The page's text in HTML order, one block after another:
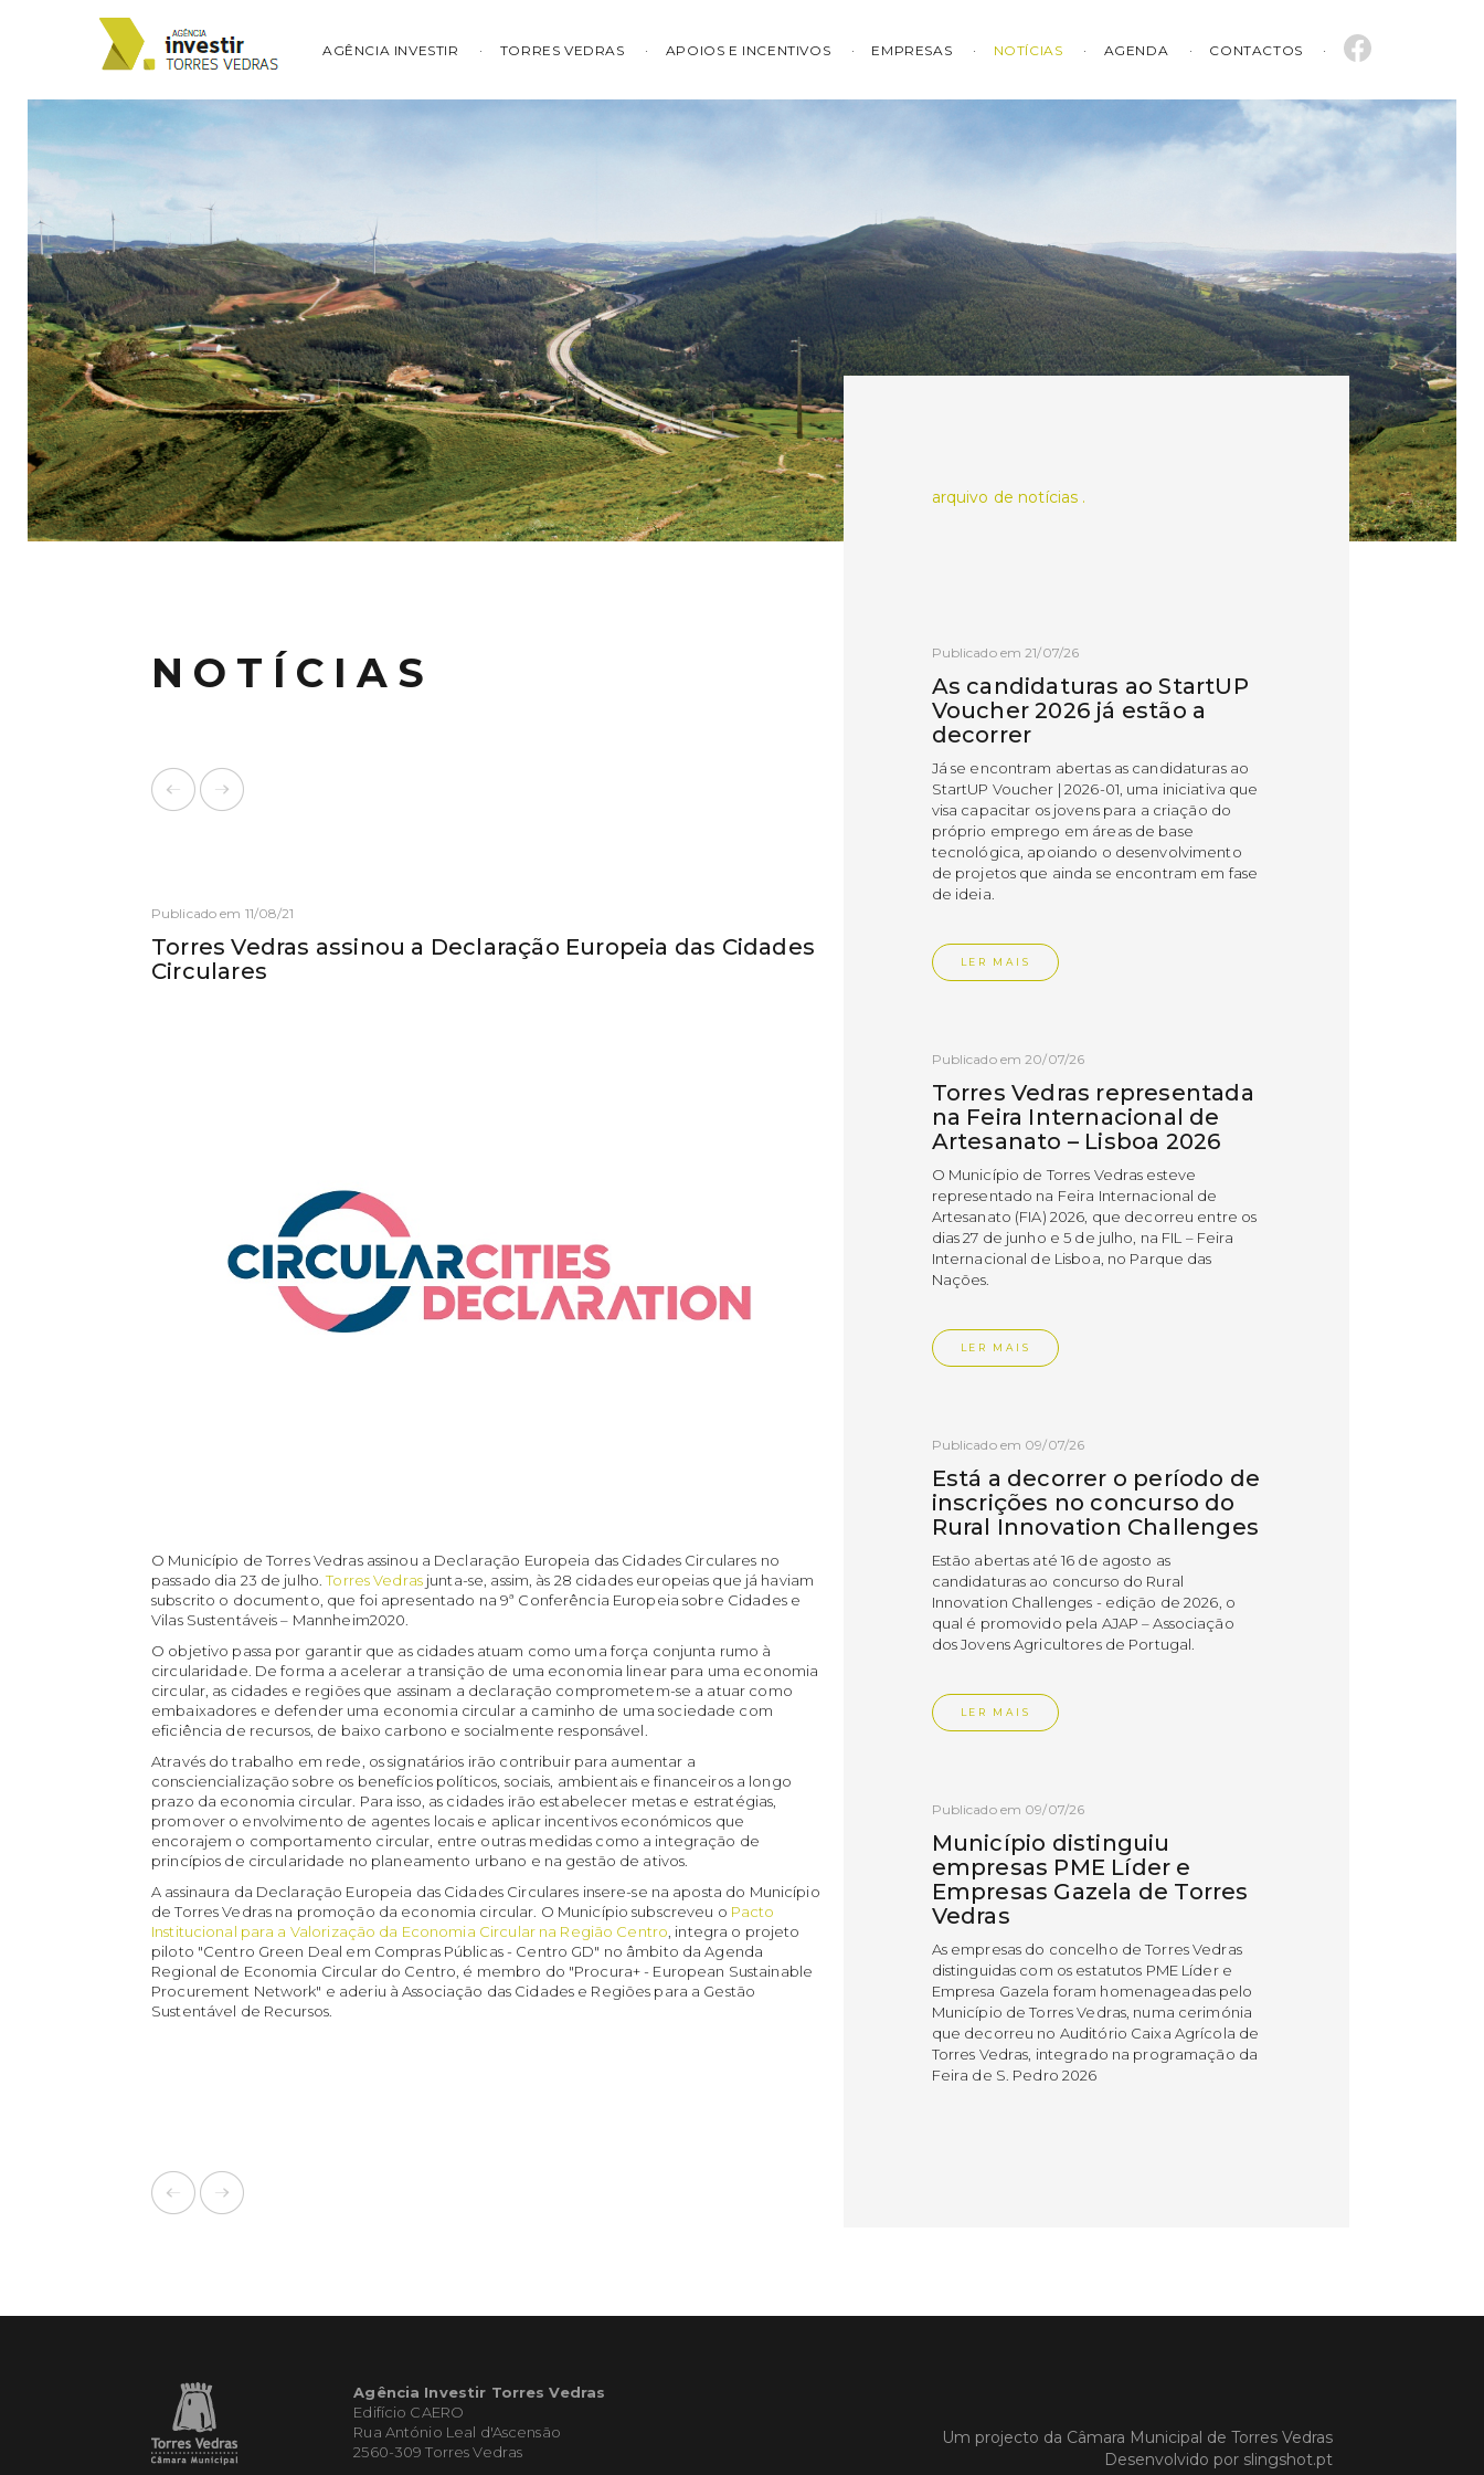
AGÊNCIA INVESTIR TORRES VEDRAS APOIOS E INCENTIVOS EMPRESAS NOTÍCIAS AGENDA CONTACTOS
NOTÍCIAS
Publicado em 11/08/21
Torres Vedras assinou a Declaração Europeia das Cidades
Circulares
O Município de Torres Vedras assinou a Declaração Europeia das Cidades Circulares no
passado dia 23 de julho.Torres Vedrasjunta-se, assim, às 28 cidades europeias que já haviam
subscrito o documento, que foi apresentado na 9ª Conferência Europeia sobre Cidades e
Vilas Sustentáveis – Mannheim2020.
O objetivo passa por garantir que as cidades atuam como uma força conjunta rumo à
circularidade. De forma a acelerar a transição de uma economia linear para uma economia
circular, as cidades e regiões que assinam a declaração comprometem-se a atuar como
embaixadores e defender uma economia circular a caminho de uma sociedade com
eficiência de recursos, de baixo carbono e socialmente responsável.
Através do trabalho em rede, os signatários irão contribuir para aumentar a
consciencialização sobre os benefícios políticos, sociais, ambientais e financeiros a longo
prazo da economia circular. Para isso, as cidades irão estabelecer metas e estratégias,
promover o envolvimento de agentes locais e aplicar incentivos económicos que
encorajem o comportamento circular, entre outras medidas como a integração de
princípios de circularidade no planeamento urbano e na gestão de ativos.
A assinaura da Declaração Europeia das Cidades Circulares insere-se na aposta do Município
de Torres Vedras na promoção da economia circular. O Município subscreveu o Pacto
Institucional para a Valorização da Economia Circular na Região Centro , integra o projeto
piloto "Centro Green Deal em Compras Públicas - Centro GD" no âmbito da Agenda
Regional de Economia Circular do Centro, é membro do "Procura+ - European Sustainable
Procurement Network" e aderiu à Associação das Cidades e Regiões para a Gestão
Sustentável de Recursos.
arquivo de notícias .
Publicado em 21/07/26
As candidaturas ao StartUP
Voucher 2026 já estão a
decorrer
Já se encontram abertas as candidaturas ao
StartUP Voucher | 2026-01, uma iniciativa que
visa capacitar os jovens para a criação do
próprio emprego em áreas de base
tecnológica, apoiando o desenvolvimento
de projetos que ainda se encontram em fase
de ideia.
LER MAIS
Publicado em 20/07/26
Torres Vedras representada
na Feira Internacional de
Artesanato – Lisboa 2026
O Município de Torres Vedras esteve
representado na Feira Internacional de
Artesanato (FIA) 2026, que decorreu entre os
dias 27 de junho e 5 de julho, na FIL – Feira
Internacional de Lisboa, no Parque das
Nações.
LER MAIS
Publicado em 09/07/26
Está a decorrer o período de
inscrições no concurso do
Rural Innovation Challenges
Estão abertas até 16 de agosto as
candidaturas ao concurso do Rural
Innovation Challenges - edição de 2026, o
qual é promovido pela AJAP – Associação
dos Jovens Agricultores de Portugal.
LER MAIS
Publicado em 09/07/26
Município distinguiu
empresas PME Líder e
Empresas Gazela de Torres
Vedras
As empresas do concelho de Torres Vedras
distinguidas com os estatutos PME Líder e
Empresa Gazela foram homenageadas pelo
Município de Torres Vedras, numa cerimónia
que decorreu no Auditório Caixa Agrícola de
Torres Vedras, integrado na programação da
Feira de S. Pedro 2026
entendimento com agência
7 de julho, numa cerimónia realizada no
claustro do Convento da Graça.
Agência Investir Torres Vedras
Edifício CAERO
Rua António Leal d'Ascensão
2560-309 Torres Vedras
Um projecto da Câmara Municipal de Torres Vedras
Desenvolvido por slingshot.pt